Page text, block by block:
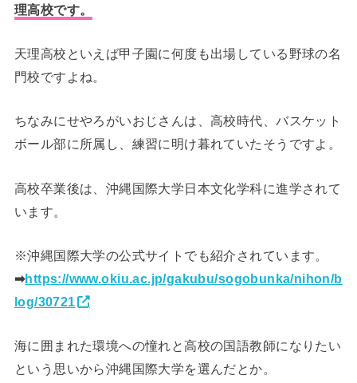
理高校です。
天理高校といえば甲子園に何度も出場している野球の名
門校ですよね。
ちなみにせやろがいおじさんは、高校時代、バスケット
ボール部に所属し、練習に明け暮れていたそうですよ。
高校卒業後は、沖縄国際大学日本文化学科に進学されて
います。
※沖縄国際大学の公式サイトでも紹介されています。
➡https://www.okiu.ac.jp/gakubu/sogobunka/nihon/b
log/30721
海に囲まれた環境への憧れと高校の国語教師になりたい
という思いから沖縄国際大学を選んだとか。